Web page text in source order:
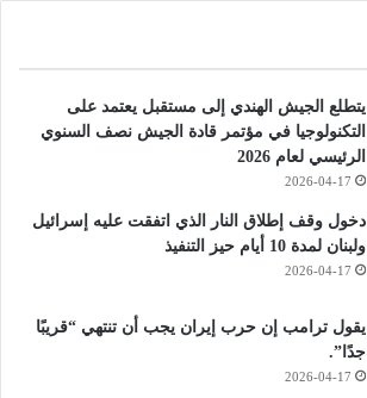
يتطلع الجيش الهندي إلى مستقبل يعتمد على
التكنولوجيا في مؤتمر قادة الجيش نصف السنوي
الرئيسي لعام 2026
2026-04-17
دخول وقف إطلاق النار الذي اتفقت عليه إسرائيل
ولبنان لمدة 10 أيام حيز التنفيذ
2026-04-17
يقول ترامب إن حرب إيران يجب أن تنتهي “قريبًا
جدًا”.
2026-04-17